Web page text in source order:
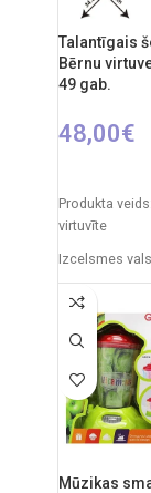
Talantīgais
Bērnu
49 gab.
48,00€
Produkta
virtuvīte
Izcelsmes
x 70 cm
Virtuvītes
72,5 cm
Produkta
plastmasa
gadiem
Mūzikas